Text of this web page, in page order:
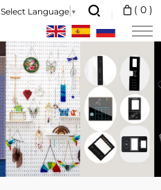
Select Language ▼ ( 0 )